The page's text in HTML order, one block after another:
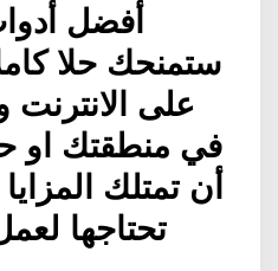
أفضل
ستمنحك حلا
على الانترنت
في منطقتك او
أن تمتلك
تحتاجها